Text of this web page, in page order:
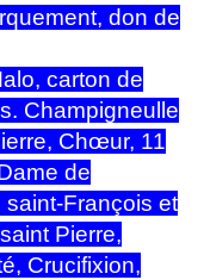
don de
carton de
Champigneulle
Chœur, 11
de
saint-François et
Pierre,
Crucifixion,